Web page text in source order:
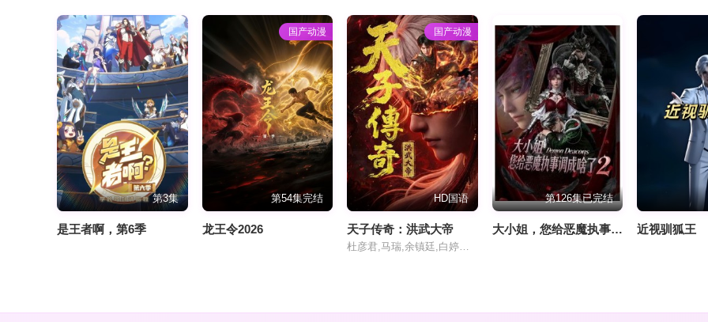
第3集
​是王者啊，第6季​
国产动漫
第54集完结
龙王令2026
国产动漫
HD国语
天子传奇：洪武大帝
杜彦君,马瑞,余镇廷,白婷婷,梁晶晶,张振源,刘浩,赵钰桐,聂婉茹,李嘉仪,王子沛
第126集已完结
大小姐，您给恶魔执事调成啥了2 近视驯狐王